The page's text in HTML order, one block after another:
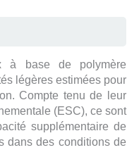
à base de polymère
légères estimées pour
Compte tenu de leur
(ESC), ce sont
supplémentaire de
dans des conditions de